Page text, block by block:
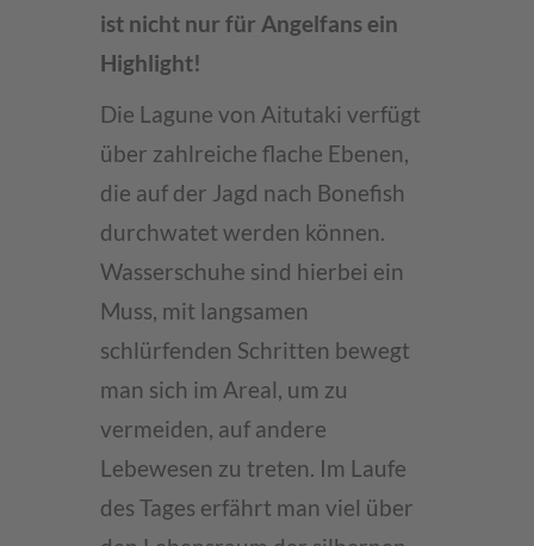
ist nicht nur für Angelfans ein
Highlight!
Die Lagune von Aitutaki verfügt
über zahlreiche flache Ebenen,
die auf der Jagd nach Bonefish
durchwatet werden können.
Wasserschuhe sind hierbei ein
Muss, mit langsamen
schlürfenden Schritten bewegt
man sich im Areal, um zu
vermeiden, auf andere
Lebewesen zu treten. Im Laufe
des Tages erfährt man viel über